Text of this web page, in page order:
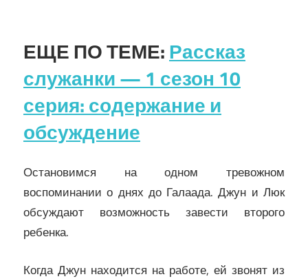
ЕЩЕ ПО ТЕМЕ:Рассказ
служанки — 1 сезон 10
серия: содержание и
обсуждение
Остановимся на одном тревожном
воспоминании о днях до Галаада. Джун и Люк
обсуждают возможность завести второго
ребенка.
Когда Джун находится на работе, ей звонят из